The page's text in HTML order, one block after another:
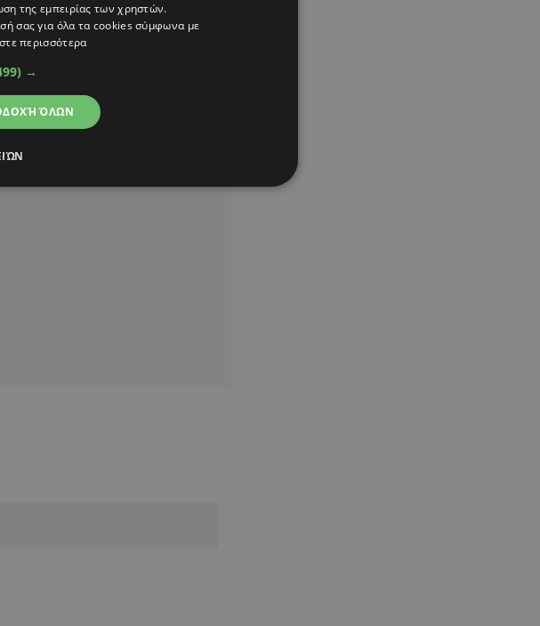
της εμπειρίας των χρηστών.
σας για όλα τα cookies σύμφωνα με
περισσότερα
→
ΌΛΩΝ